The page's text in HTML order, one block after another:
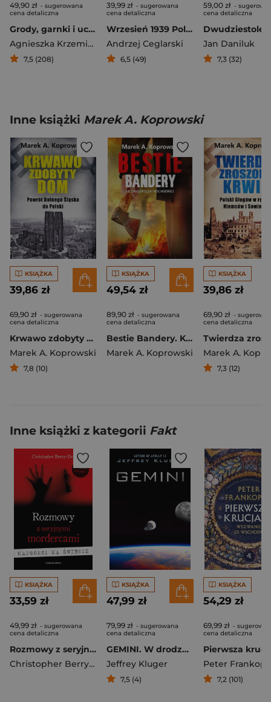
49,90 zł - sugerowana
cena detaliczna
Grody, garnki i uczeni O archeologicznych tajemnicach ziem polskich
Agnieszka Krzemińska
7,5 (208)
39,99 zł - sugerowana
cena detaliczna
Wrzesień 1939 Polscy sprawcy klęski
Andrzej Ceglarski
6,5 (49)
59,00 zł -
cena detaliczna
Jan Daniluk
7,3 (32)
Inne książki Marek A. Koprowski
KSIĄŻKA
39,86 zł
69,90 zł - sugerowana
cena detaliczna
Krwawo zdobyty dom. Powrót Dolnego Śląska do Polski
Marek A. Koprowski
7,8 (10)
KSIĄŻKA
49,54 zł
89,90 zł - sugerowana
cena detaliczna
Bestie Bandery. Kaci Małopolski Wschodniej wyd. 2
Marek A. Koprowski
KSIĄŻKA
39,86 zł
69,90 zł -
cena detaliczna
Marek A.
7,3 (12)
Inne książki z kategorii Fakt
KSIĄŻKA
33,59 zł
49,99 zł - sugerowana
cena detaliczna
Rozmowy z seryjnymi mordercami. Najgorsi na świecie wyd. 2026
Christopher Berry-Dee
KSIĄŻKA
47,99 zł
79,99 zł - sugerowana
cena detaliczna
GEMINI. W drodze na Księżyc
Jeffrey Kluger
7,5 (4)
KSIĄŻKA
54,29 zł
69,99 zł -
cena detaliczna
Peter
7,2 (101)